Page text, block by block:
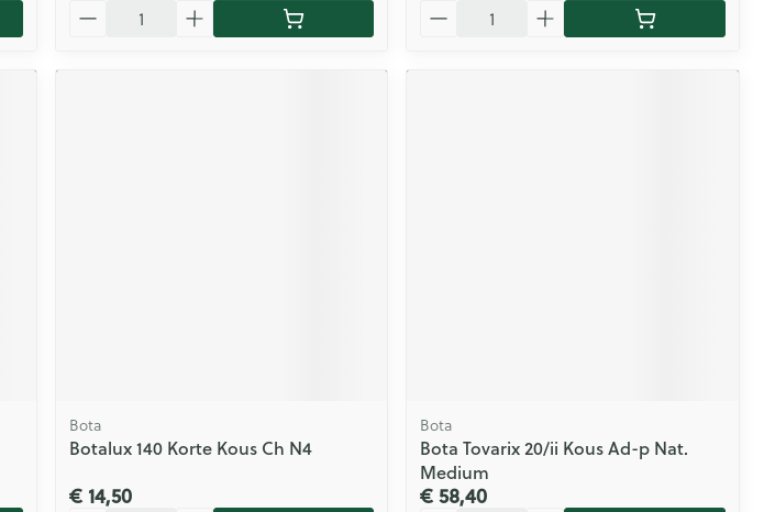
Bota
Botalux 140 Korte Kous Ch N4
€ 14,50
Bota
Bota Tovarix 20/ii Kous Ad-p Nat.
Medium
€ 58,40